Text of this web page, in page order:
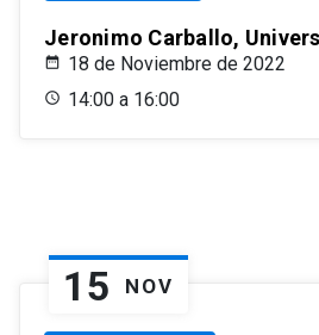
Jeronimo Carballo,
18 de Noviembre de 2022
14:00 a 16:00
15 NOV